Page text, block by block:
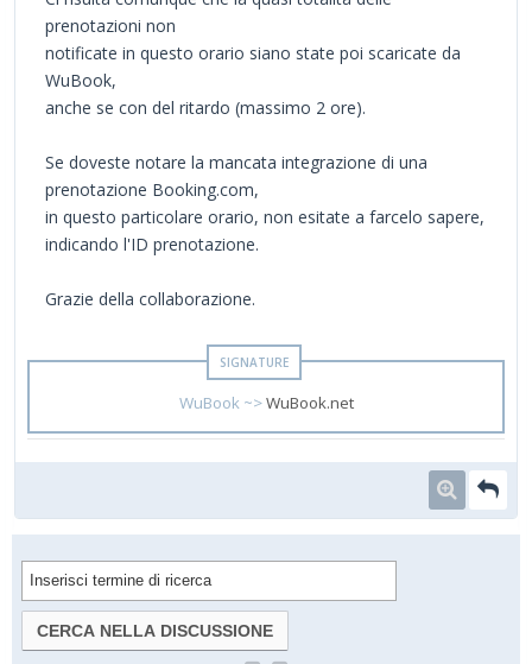
prenotazioni non
notificate in questo orario siano state poi scaricate da
WuBook,
anche se con del ritardo (massimo 2 ore).
Se doveste notare la mancata integrazione di una
prenotazione Booking.com,
in questo particolare orario, non esitate a farcelo sapere,
indicando l'ID prenotazione.
Grazie della collaborazione.
WuBook ~>WuBook.net